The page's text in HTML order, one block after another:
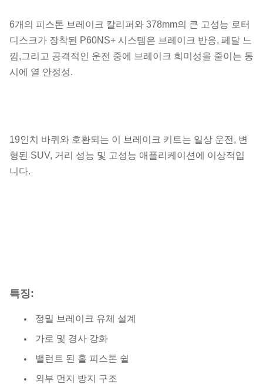
6개의 피스톤 브레이크 칼리퍼와 378mm의 큰 고성능 로터
디스크가 장착된 P60NS+ 시스템은 브레이크 반응, 페달 느
낌,그리고 공격적인 운전 중에 브레이크 희미성을 줄이는 동
시에 열 안정성.
19인치 바퀴와 호환되는 이 브레이크 키트는 일상 운전, 변
형된 SUV, 거리 성능 및 고성능 애플리케이션에 이상적입
니다.
특징:
정밀 브레이크 유체 설계
가로 및 경사 강화
밸런트 된 홀 피스톤 쉴
외부 먼지 방지 구조